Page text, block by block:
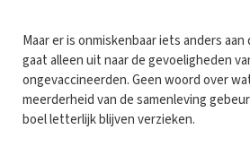
Maar er is onmiskenbaar iets anders
gaat alleen uit naar de gevoeligheden
ongevaccineerden. Geen woord over
meerderheid van de samenleving
boel letterlijk blijven verzieken.